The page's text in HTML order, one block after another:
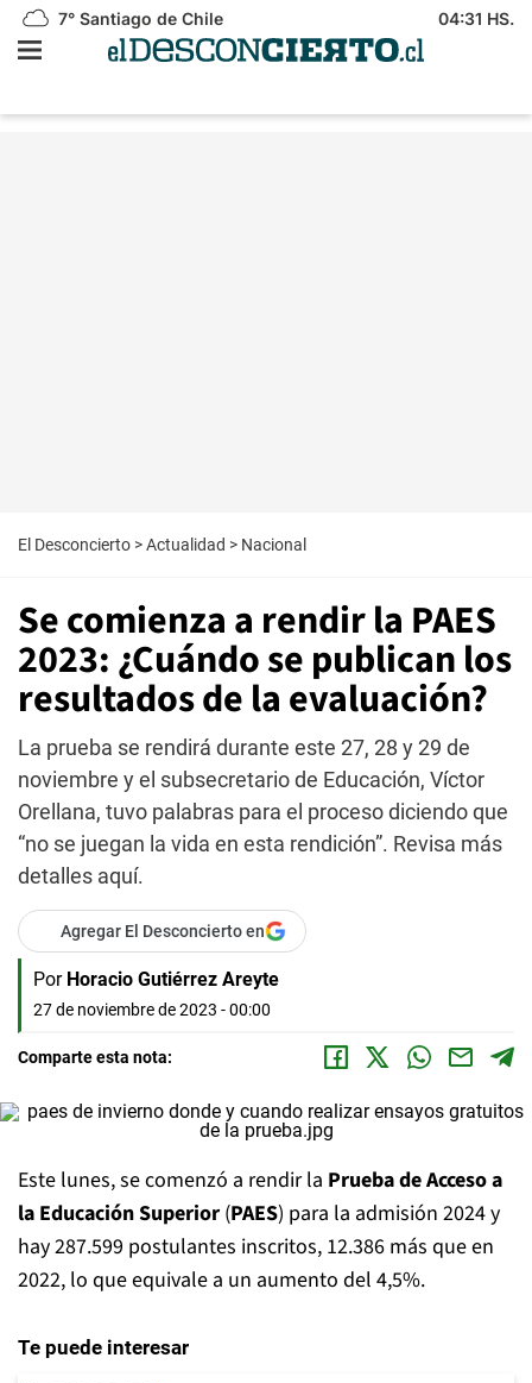
7° Santiago de Chile 04:31 HS.
El Desconcierto >Actualidad > Nacional
Se comienza a rendir la PAES
2023: ¿Cuándo se publican los
resultados de la evaluación?
La prueba se rendirá durante este 27, 28 y 29 de
noviembre y el subsecretario de Educación, Víctor
Orellana, tuvo palabras para el proceso diciendo que
“no se juegan la vida en esta rendición”. Revisa más
detalles aquí.
Agregar El Desconcierto en
Por Horacio Gutiérrez Areyte
27 de noviembre de 2023 - 00:00
Comparte esta nota:
Este lunes, se comenzó a rendir la Prueba de Acceso a
la Educación Superior (PAES) para la admisión 2024 y
hay 287.599 postulantes inscritos, 12.386 más que en
2022, lo que equivale a un aumento del 4,5%.
Te puede interesar